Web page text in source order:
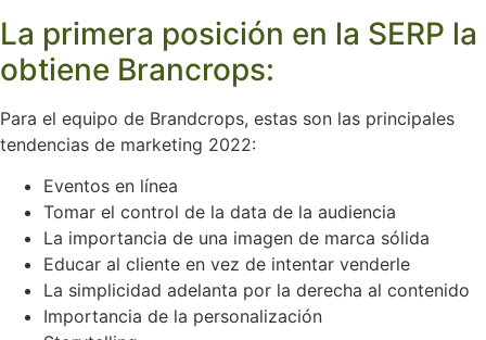
La primera posición en la SERP la
obtiene Brancrops:
Para el equipo de Brandcrops, estas son las principales
tendencias de marketing 2022:
Eventos en línea
Tomar el control de la data de la audiencia
La importancia de una imagen de marca sólida
Educar al cliente en vez de intentar venderle
La simplicidad adelanta por la derecha al contenido
Importancia de la personalización